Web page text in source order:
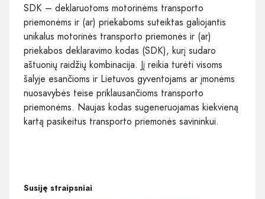
SDK – deklaruotoms motorinėms transporto
priemonėms ir (ar) priekaboms suteiktas galiojantis
unikalus motorinės transporto priemonės ir (ar)
priekabos deklaravimo kodas (SDK), kurį sudaro
aštuonių raidžių kombinacija. Jį reikia turėti visoms
šalyje esančioms ir Lietuvos gyventojams ar įmonėms
nuosavybės teise priklausančioms transporto
priemonėms. Naujas kodas sugeneruojamas kiekvieną
kartą pasikeitus transporto priemonės savininkui.
Susiję straipsniai